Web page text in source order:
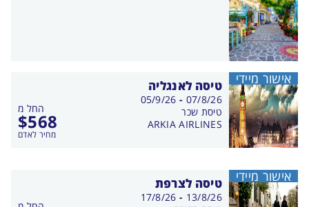
טיסה לאנגליה
החל מ
$568
מחיר לאדם
בין
התאריכים,
07/8/26
-
05/9/26
טיסת שכר
ARKIA AIRLINES
אישור מיידי
טיסה לצרפת
בין
13/8/26
-
17/8/26
אישור מיידי